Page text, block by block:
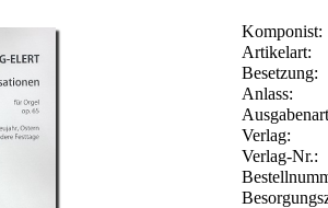
Komponist:
Artikelart:
Besetzung:
Anlass:
Verlag:
Verlag-Nr.: